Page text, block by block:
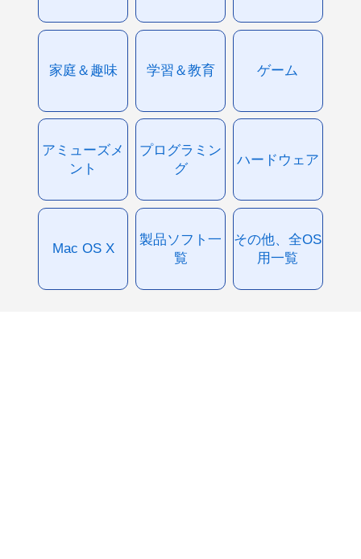
家庭＆趣味 学習＆教育 ゲーム
アミューズメ
ント
プログラミン
グ
ハードウェア
Mac OS X
製品ソフト一
覧
その他、全OS
用一覧